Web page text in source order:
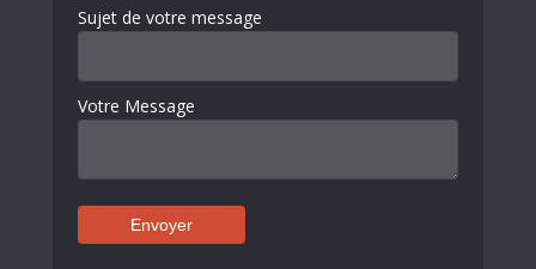
Sujet de votre message
Votre Message